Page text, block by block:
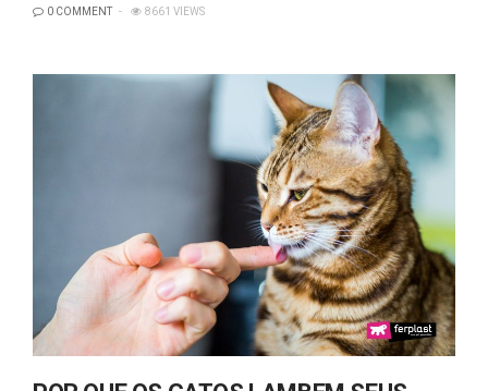
0 COMMENT 8661 VIEWS